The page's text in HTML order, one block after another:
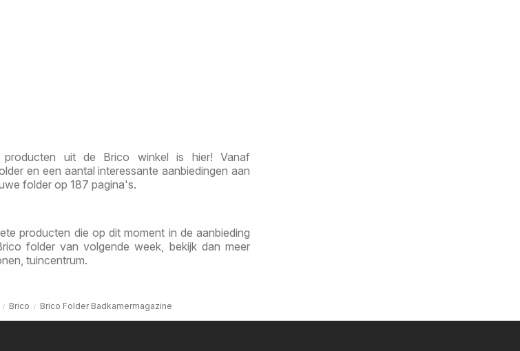
uit de Brico winkel is hier! Vanaf
en een aantal interessante aanbiedingen aan
folder op 187 pagina's.
producten die op dit moment in de aanbieding
folder van volgende week, bekijk dan meer
tuincentrum.
Brico Brico Folder Badkamermagazine